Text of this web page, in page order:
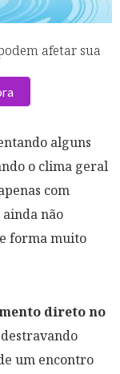
afetar sua
alguns
o clima geral
com
não
forma muito
direto no
um encontro